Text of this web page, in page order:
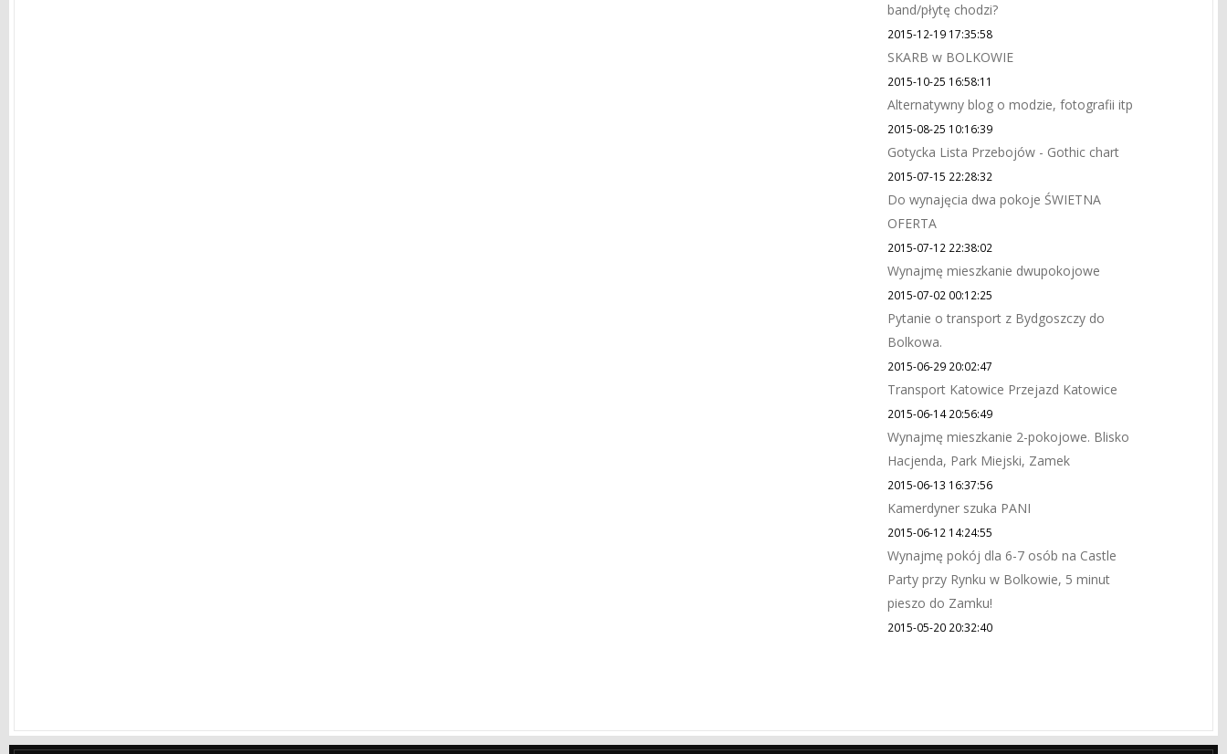
band/płytę chodzi?
2015-12-19 17:35:58
SKARB w BOLKOWIE
2015-10-25 16:58:11
Alternatywny blog o modzie, fotografii itp
2015-08-25 10:16:39
Gotycka Lista Przebojów - Gothic chart
2015-07-15 22:28:32
Do wynajęcia dwa pokoje ŚWIETNA
OFERTA
2015-07-12 22:38:02
Wynajmę mieszkanie dwupokojowe
2015-07-02 00:12:25
Pytanie o transport z Bydgoszczy do
Bolkowa.
2015-06-29 20:02:47
Transport Katowice Przejazd Katowice
2015-06-14 20:56:49
Wynajmę mieszkanie 2-pokojowe. Blisko
Hacjenda, Park Miejski, Zamek
2015-06-13 16:37:56
Kamerdyner szuka PANI
2015-06-12 14:24:55
Wynajmę pokój dla 6-7 osób na Castle
Party przy Rynku w Bolkowie, 5 minut
pieszo do Zamku!
2015-05-20 20:32:40